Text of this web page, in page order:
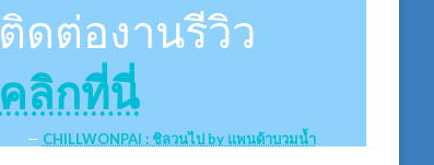
ติดต่องานรีวิว
คลิกที่นี่
CHILLWONPAI : ชิลวนไป by แพนด้าบวมน้ำ